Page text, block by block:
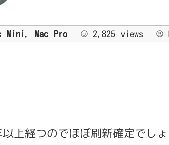
Mini,Mac Pro 2,825 views
上経つのでほぼ刷新確定でし